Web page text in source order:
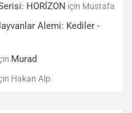
HORİZON için Mustafa
Alemi: Kediler -
Murad
Hakan Alp